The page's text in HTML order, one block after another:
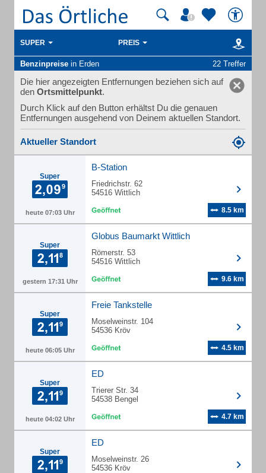
SUPER PREIS
Benzinpreise in Erden 22 Treffer
Die hier angezeigten Entfernungen beziehen sich auf
den Ortsmittelpunkt.
Durch Klick auf den Button erhältst Du die genauen
Entfernungen ausgehend von Deinem aktuellen Standort.
Aktueller Standort
Super
heute 07:03 Uhr
B-Station
Friedrichstr. 62
54516 Wittlich
8.5 km
Super
gestern 17:31 Uhr
Globus Baumarkt Wittlich
Römerstr. 53
54516 Wittlich
9.6 km
Super
heute 06:05 Uhr
Freie Tankstelle
Moselweinstr. 104
54536 Kröv
4.5 km
Super
heute 04:02 Uhr
ED
Trierer Str. 34
54538 Bengel
4.7 km
Super
ED
Moselweinstr. 26
54536 Kröv